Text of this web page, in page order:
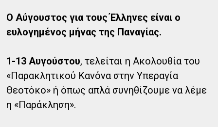
Ο Αύγουστος για τους Έλληνες είναι ο
ευλογημένος μήνας της Παναγίας.
1-13 Αυγούστου, τελείται η Ακολουθία του
«Παρακλητικού Κανόνα στην Υπεραγία
Θεοτόκο» ή όπως απλά συνηθίζουμε να λέμε
η «Παράκληση».